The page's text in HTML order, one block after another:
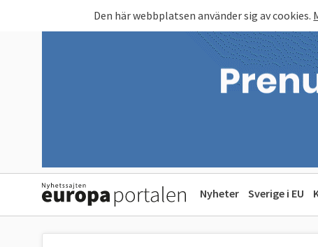
Den här webbplatsen använder sig av cookies.
Nyheter Sverige i EU